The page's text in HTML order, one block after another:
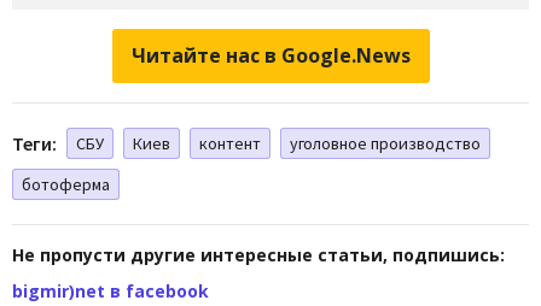
Читайте нас в Google.News
Теги: СБУ Киев контент
уголовное производство
ботоферма
Не пропусти другие интересные статьи, подпишись:
bigmir)net в facebook